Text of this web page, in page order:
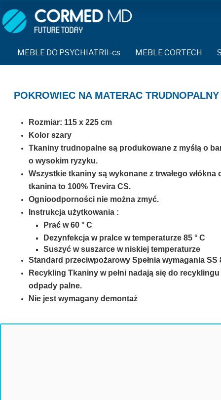
MEBLE DO PSYCHIATRII-cs
TAPCZAN Z METALOWYM STELAŻEM-cs
KRZESŁA POLIPROPYLENOWE-cs
SZAFY UBRANIOWE
SZAFKI PRZYŁÓŻKOWE-cs
MEBLE PIANKOWE FEEK
MEBLE BEHAWIORALNE-cs
MEBLE WIĘZIENNE-cs
OBUDOWA OCHRONNA TV
OSŁONA GRZEJNIKA
MEBLE CORTECH
MEBLE DO PSYCHIATRII-cs
STOŁY-cs
SZAFY UBRANIOWE Z LAMINATU-cs
SZAFKI PRZYŁÓŻKOWE-cs
MEBLE BEHAWIORALNE-cs
MEBLE WIĘZIENNE-cs
SPRZĘT DO PSYCHIATRII
MASKA PRZECIW
BODYFIX OCHRONNA
KAMIZELKA
ARMATURA
POKROWIEC NA MATERAC
Rozmiar: 115 x 225 cm
Kolor szary
Tkaniny trudnopalne są produkowane z myślą o
o wysokim ryzyku.
Wszystkie tkaniny są wykonane z trwałego
tkanina to 100% Trevira CS.
Ognioodporności nie można zmyć.
Instrukcja użytkowania :
Prać w 60 ° C
Dezynfekcja w pralce w temperaturze 85 ° C
Suszyć w suszarce w niskiej temperaturze
Standard przeciwpożarowy Spełnia wymagania SS
Recykling Tkaniny w pełni nadają się do
odpady palne.
Nie jest wymagany demontaż